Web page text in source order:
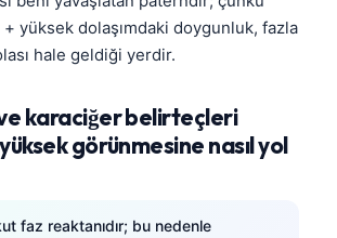
yüksek dolaşımdaki doygunluk, fazla
hale geldiği yerdir.
ve karaciğer belirteçleri
görünmesine nasıl yol
faz reaktanıdır; bu nedenle